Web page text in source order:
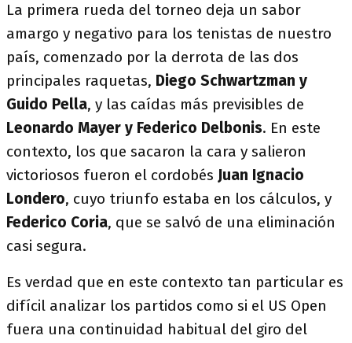
La primera rueda del torneo deja un sabor
amargo y negativo para los tenistas de nuestro
país, comenzado por la derrota de las dos
principales raquetas, Diego Schwartzman y
Guido Pella, y las caídas más previsibles de
Leonardo Mayer y Federico Delbonis. En este
contexto, los que sacaron la cara y salieron
victoriosos fueron el cordobés Juan Ignacio
Londero, cuyo triunfo estaba en los cálculos, y
Federico Coria, que se salvó de una eliminación
casi segura.
Es verdad que en este contexto tan particular es
difícil analizar los partidos como si el US Open
fuera una continuidad habitual del giro del